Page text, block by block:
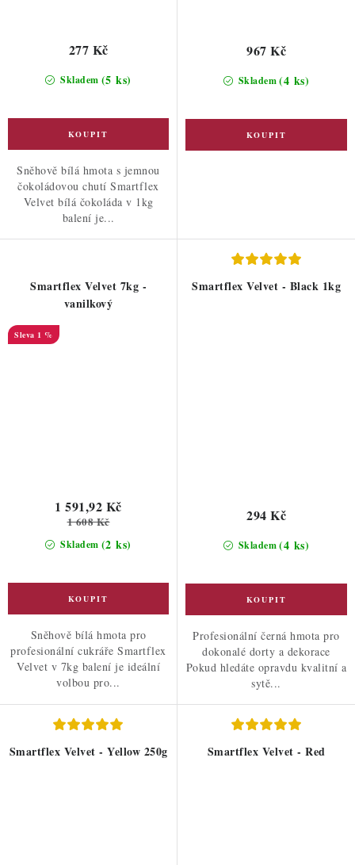
Skladem (5 ks)
277 Kč
Sněhově bílá hmota s jemnou
čokoládovou chutí Smartflex
Velvet bílá čokoláda v 1kg
balení je...
Skladem(4 ks)
967 Kč
Smartflex Velvet 7kg -
vanilkový
1 %
Skladem (2 ks)
1 591,92 Kč
1 608 Kč
Sněhově bílá hmota pro
profesionální cukráře Smartflex
Velvet v 7kg balení je ideální
volbou pro...
Smartflex Velvet - Black 1kg
Skladem(4 ks)
294 Kč
Profesionální černá hmota pro
dokonalé dorty a dekorace
Pokud hledáte opravdu kvalitní a
sytě...
Smartflex Velvet - Yellow 250g Smartflex Velvet - Red